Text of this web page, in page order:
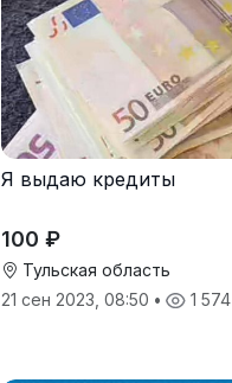
Я выдаю кредиты
100 ₽
Тульская область
21 сен 2023, 08:50 • 1 574